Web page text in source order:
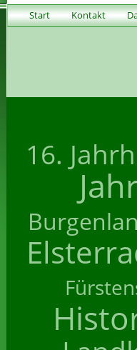
Start Kontakt
16.